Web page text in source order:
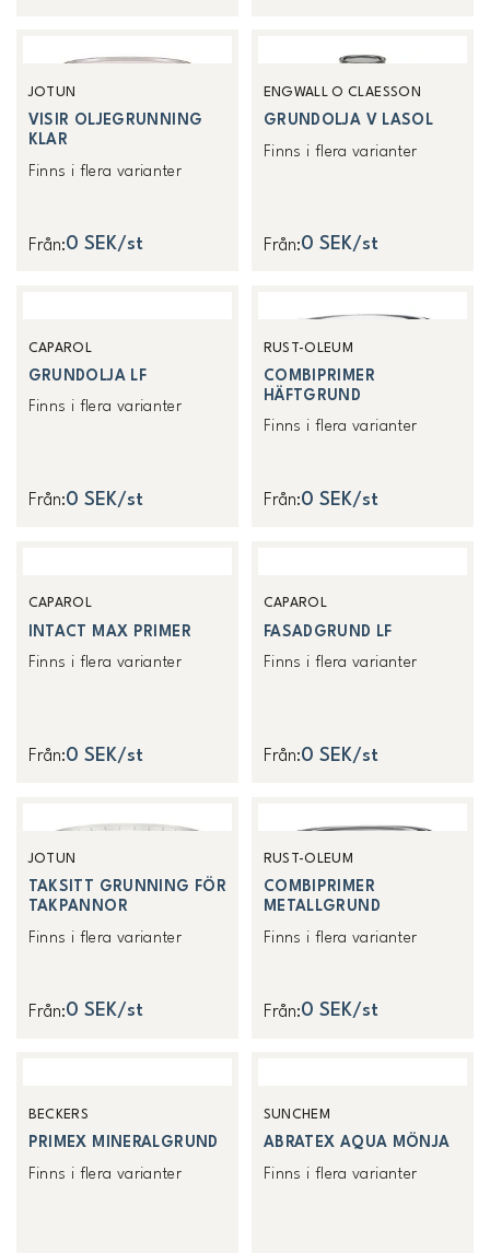
JOTUN
VISIR OLJEGRUNNING
KLAR
Finns i flera varianter
Från:0 SEK/st
ENGWALL O CLAESSON
GRUNDOLJA V LASOL
Finns i flera varianter
Från:0 SEK/st
CAPAROL
GRUNDOLJA LF
Finns i flera varianter
Från:0 SEK/st
RUST-OLEUM
COMBIPRIMER
HÄFTGRUND
Finns i flera varianter
Från:0 SEK/st
CAPAROL
INTACT MAX PRIMER
Finns i flera varianter
Från:0 SEK/st
CAPAROL
FASADGRUND LF
Finns i flera varianter
Från:0 SEK/st
JOTUN
TAKSITT GRUNNING FÖR
TAKPANNOR
Finns i flera varianter
Från:0 SEK/st
RUST-OLEUM
COMBIPRIMER
METALLGRUND
Finns i flera varianter
Från:0 SEK/st
BECKERS
PRIMEX MINERALGRUND
Finns i flera varianter
SUNCHEM
ABRATEX AQUA MÖNJA
Finns i flera varianter